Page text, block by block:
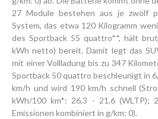
27 Module bestehen aus je zwölf
System, das etwa 120 Kilogramm
des Sportback 55 quattro**, hält
kWh netto) bereit. Damit legt das
mit einer Vollladung bis zu 347
Sportback 50 quattro beschleunigt in
km/h und wird 190 km/h schnell
kWh/100 km*: 26,3 - 21,6 (WLTP);
Emissionen kombiniert in g/km: 0).